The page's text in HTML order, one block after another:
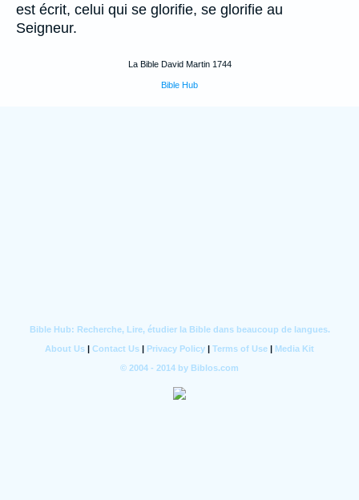
est écrit, celui qui se glorifie, se glorifie au
Seigneur.
La Bible David Martin 1744
Bible Hub